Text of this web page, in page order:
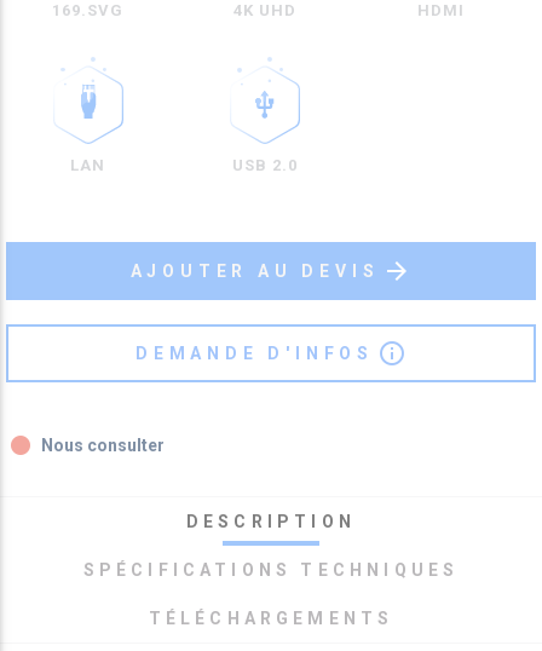
169.SVG 4K UHD HDMI
LAN USB 2.0
AJOUTER AU DEVIS arrow_forward
DEMANDE D'INFOS info_outline
fiber_manual_record Nous consulter
DESCRIPTION
SPÉCIFICATIONS TECHNIQUES
TÉLÉCHARGEMENTS